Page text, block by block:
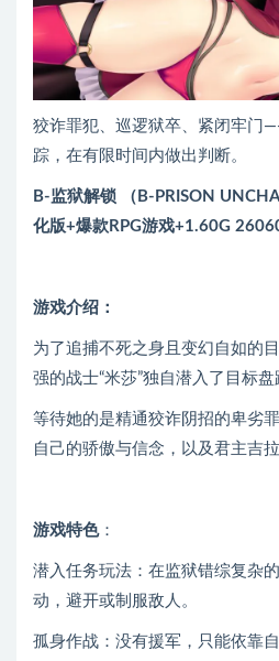
狡诈罪犯、巡逻狱卒、紧闭牢门
踪，在有限时间内做出判断。
B-监狱解锁 （B-PRISON
化版+爆款RPG游戏+1.60G
游戏介绍：
为了追捕不死之身且变幻自如的
强的战士“米莎”独自潜入了目标盘
等待她的是精通狡诈阴招的卑劣
自己的骄傲与信念，以及君主吉
游戏特色：
潜入任务玩法：在监狱错综复杂
动，避开或制服敌人。
孤身作战：没有援军，只能依靠